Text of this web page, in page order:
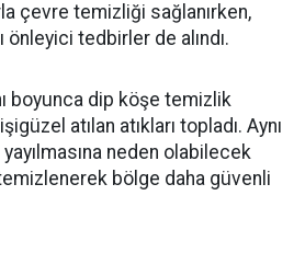
çevre temizliği sağlanırken,
önleyici tedbirler de alındı.
boyunca dip köşe temizlik
atılan atıkları topladı. Aynı
yayılmasına neden olabilecek
bölge daha güvenli